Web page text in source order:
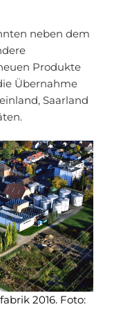
neben dem
Produkte
Übernahme
Saarland
2016. Foto: